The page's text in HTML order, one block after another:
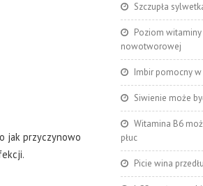
jak przyczynowo
Szczupła
Poziom
nowotworowej
Imbir pomocny
Siwienie może
Witamina B6
płuc
Picie wina